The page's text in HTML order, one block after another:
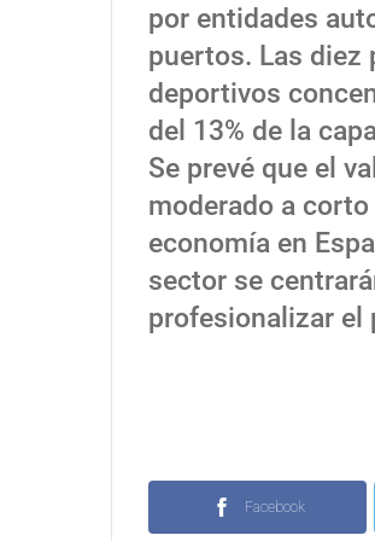
por entidades
puertos. Las diez
deportivos
del 13% de la
Se prevé que el
moderado a
economía en
sector se
profesionalizar el
Facebook